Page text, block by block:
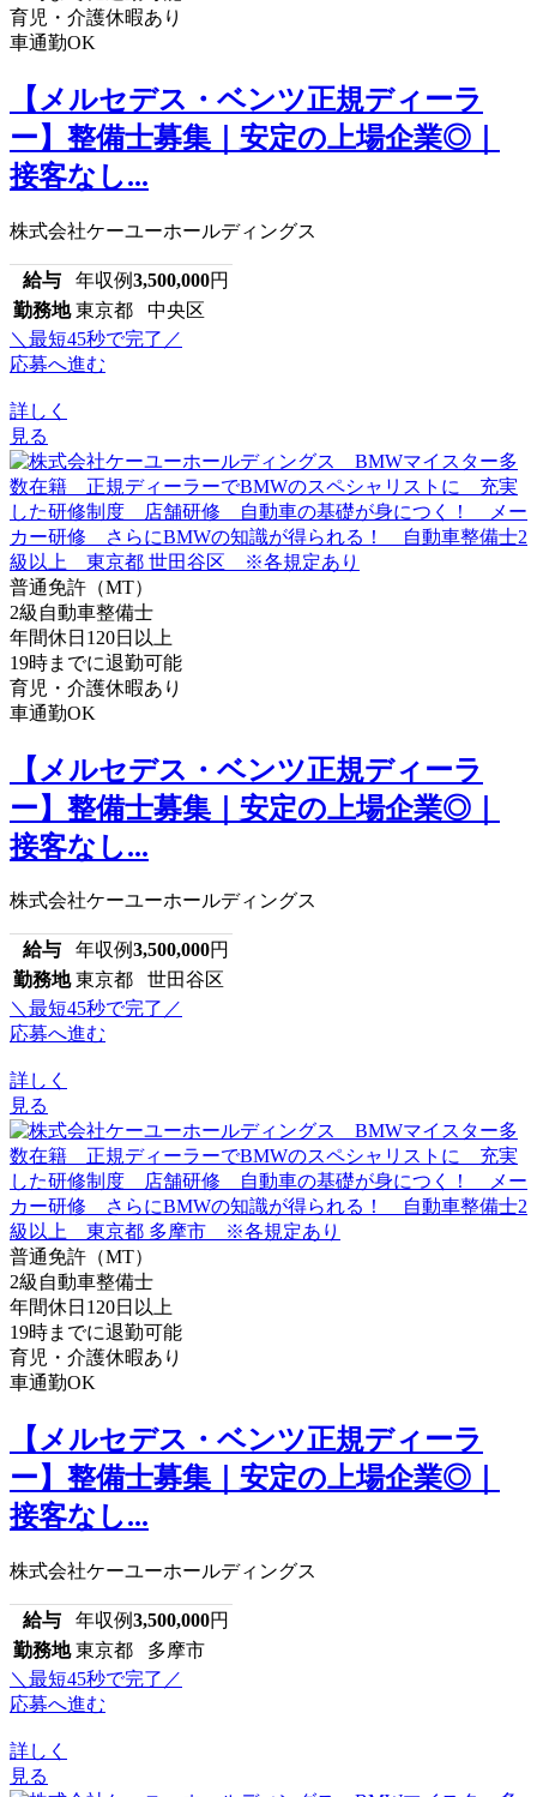
育児・介護休暇あり
車通勤OK
【メルセデス・ベンツ正規ディーラ
ー】整備士募集｜安定の上場企業◎｜
接客なし...
株式会社ケーユーホールディングス
給与 年収例3,500,000円
勤務地 東京都 中央区
＼最短45秒で完了／
応募へ進む
詳しく
見る
普通免許（MT）
2級自動車整備士
年間休日120日以上
19時までに退勤可能
育児・介護休暇あり
車通勤OK
【メルセデス・ベンツ正規ディーラ
ー】整備士募集｜安定の上場企業◎｜
接客なし...
株式会社ケーユーホールディングス
給与 年収例3,500,000円
勤務地 東京都 世田谷区
＼最短45秒で完了／
応募へ進む
詳しく
見る
普通免許（MT）
2級自動車整備士
年間休日120日以上
19時までに退勤可能
育児・介護休暇あり
車通勤OK
【メルセデス・ベンツ正規ディーラ
ー】整備士募集｜安定の上場企業◎｜
接客なし...
株式会社ケーユーホールディングス
給与 年収例3,500,000円
勤務地 東京都 多摩市
＼最短45秒で完了／
応募へ進む
詳しく
見る